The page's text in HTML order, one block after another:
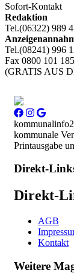
Sofort-Kontakt
Redaktion
Tel.(06322) 989
Tel.(08241) 996
Fax 0800 101
(GRATIS AUS
kommunale
Printausgabe
Direkt-
Direkt-
AGB
Kontakt
Weitere